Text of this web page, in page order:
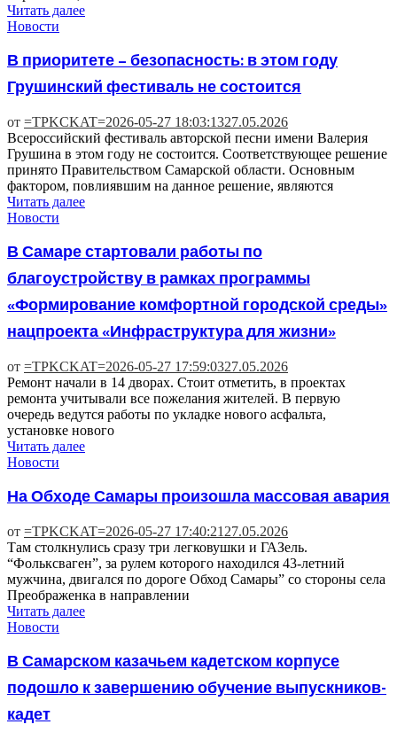
Читать далее
Новости
В приоритете – безопасность: в этом году
Грушинский фестиваль не состоится
от =TPKCKAT=2026-05-27 18:03:1327.05.2026
Всероссийский фестиваль авторской песни имени Валерия
Грушина в этом году не состоится. Соответствующее решение
принято Правительством Самарской области. Основным
фактором, повлиявшим на данное решение, являются
Читать далее
Новости
В Самаре стартовали работы по
благоустройству в рамках программы
«Формирование комфортной городской среды»
нацпроекта «Инфраструктура для жизни»
от =TPKCKAT=2026-05-27 17:59:0327.05.2026
Ремонт начали в 14 дворах. Стоит отметить, в проектах
ремонта учитывали все пожелания жителей. В первую
очередь ведутся работы по укладке нового асфальта,
установке нового
Читать далее
Новости
На Обходе Самары произошла массовая авария
от =TPKCKAT=2026-05-27 17:40:21 27.05.2026
Там столкнулись сразу три легковушки и ГАЗель.
“Фольксваген”, за рулем которого находился 43-летний
мужчина, двигался по дороге Обход Самары” со стороны села
Преображенка в направлении
Читать далее
Новости
В Самарском казачьем кадетском корпусе
подошло к завершению обучение выпускников-
кадет